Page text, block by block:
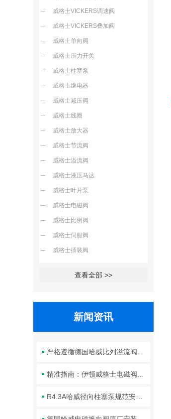
威格士VICKERS调速阀
威格士VICKERS叠加阀
威格士单向阀
威格士压力开关
威格士柱塞泵
威格士继电器
威格士减压阀
威格士线圈
威格士放大器
威格士节流阀
威格士溢流阀
威格士液压马达
威格士叶片泵
威格士电磁阀
威格士比例阀
威格士伺服阀
威格士插装阀
查看全部 >>
新闻资讯